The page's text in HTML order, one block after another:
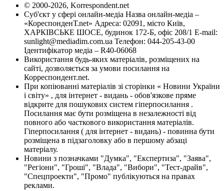
© 2000-2026, Korrespondent.net
Суб'єкт у сфері онлайн-медіа Назва онлайн-медіа –
«КореспонденТ.net» Адреса: 02091, місто Київ,
ХАРКІВСЬКЕ ШОСЕ, будинок 172-Б, офіс 208/1 E-mail:
sunlight@mediadim.com.ua Телефон: 044-205-43-00
Ідентифікатор медіа – R40-06068
Використання будь-яких матеріалів, розміщених на
сайті, дозволяється за умови посилання на
Корреспондент.net.
При копіюванні матеріалів зі сторінки « Новини України
і світу» , для інтернет - видань - обов'язкове пряме
відкрите для пошукових систем гіперпосилання .
Посилання має бути розміщена в незалежності від
повного або часткового використання матеріалів.
Гіперпосилання ( для інтернет - видань) - повинна бути
розміщена в підзаголовку або в першому абзаці
матеріалу.
Новини з позначками "Думка", "Експертиза", "Заява",
"Регіони", "Гроші", "Влада", "Вибори", "Тест-драйв",
"Спецпроекти", "Промо" публікуються на правах
реклами.